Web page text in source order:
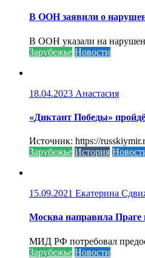
В ООН заявили о
В ООН указали на
Зарубежье Новости
18.04.2023 Анастасия
«Диктант Победы»
Источник: https://
Зарубежье История
15.09.2021 Екатерина
Москва направила Праге
МИД РФ потребовал
Зарубежье Новости